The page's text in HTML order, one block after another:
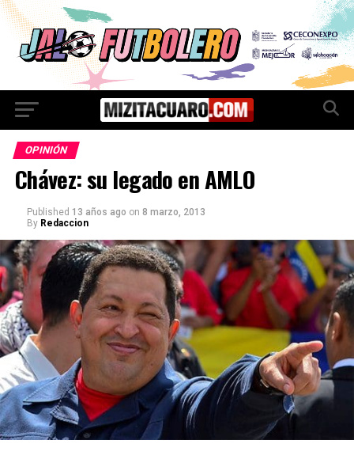
OPINIÓN
Chávez: su legado en AMLO
Published 13 años ago on 8 marzo, 2013
By Redaccion